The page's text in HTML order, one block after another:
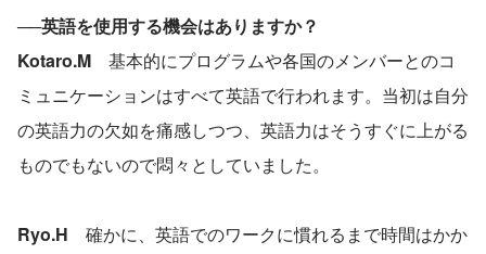
──英語を使用する機会はありますか？
Kotaro.M 基本的にプログラムや各国のメンバーとのコ
ミュニケーションはすべて英語で行われます。当初は自分
の英語力の欠如を痛感しつつ、英語力はそうすぐに上がる
ものでもないので悶々としていました。
Ryo.H 確かに、英語でのワークに慣れるまで時間はかか